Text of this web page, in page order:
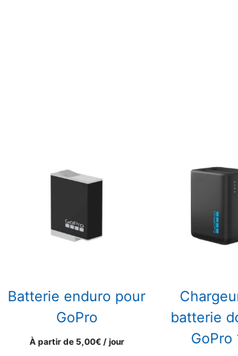
Batterie enduro pour
GoPro
À partir de 5,00€/ jour
batterie
GoPro